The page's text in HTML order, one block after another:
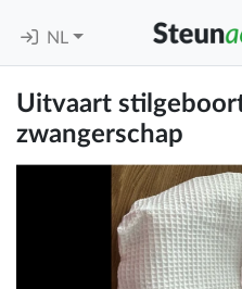
NL
Uitvaart
zwangerschap